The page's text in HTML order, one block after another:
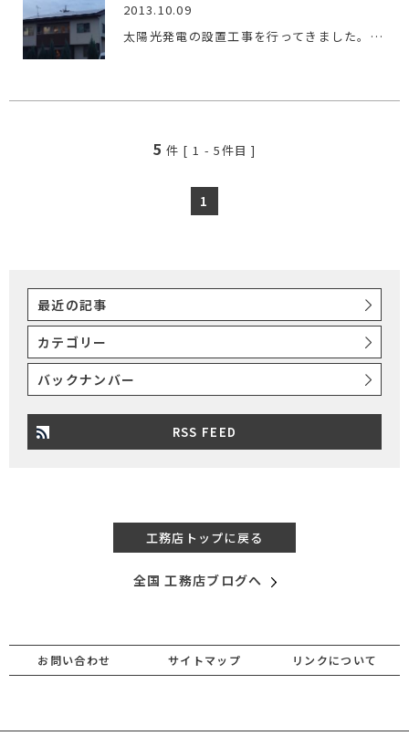
2013.10.09
太陽光発電の設置工事を行ってきました。 容量は、１０．０８…
5 件 [1 -5件目 ]
1
最近の記事
カテゴリー
バックナンバー
RSS FEED
工務店トップに戻る
全国 工務店ブログへ
お問い合わせ サイトマップ リンクについて